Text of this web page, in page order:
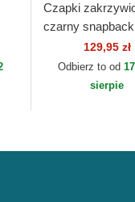
Czapki
czarny
Królik Bugs
Tunes Capslab
129,95 zł
Odbierz to od
sierpie